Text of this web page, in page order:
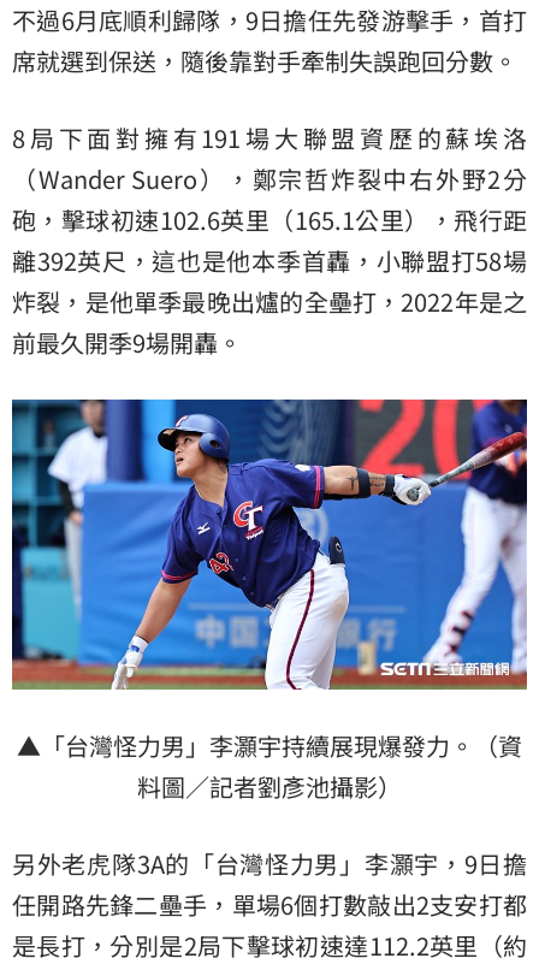
不過6月底順利歸隊，9日擔任先發游擊手，首打
席就選到保送，隨後靠對手牽制失誤跑回分數。
8局下面對擁有191場大聯盟資歷的蘇埃洛
（Wander Suero），鄭宗哲炸裂中右外野2分
砲，擊球初速102.6英里（165.1公里），飛行距
離392英尺，這也是他本季首轟，小聯盟打58場
炸裂，是他單季最晚出爐的全壘打，2022年是之
前最久開季9場開轟。
▲「台灣怪力男」李灝宇持續展現爆發力。（資
料圖／記者劉彥池攝影）
另外老虎隊3A的「台灣怪力男」李灝宇，9日擔
任開路先鋒二壘手，單場6個打數敲出2支安打都
是長打，分別是2局下擊球初速達112.2英里（約